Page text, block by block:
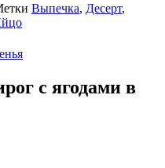
Выпечка, Десерт,
с ягодами в